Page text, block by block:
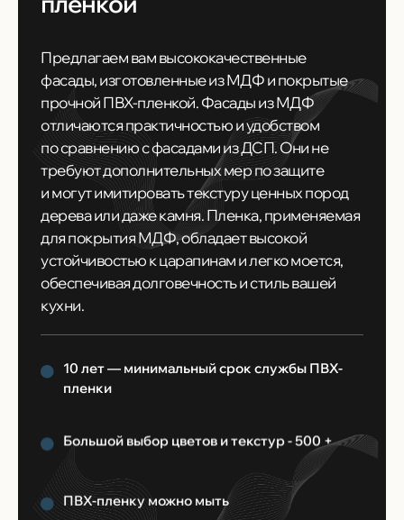
Предлагаем вам высококачественные
фасады, изготовленные из МДФ и покрытые
прочной ПВХ-пленкой. Фасады из МДФ
отличаются практичностью и удобством
по сравнению с фасадами из ДСП. Они не
требуют дополнительных мер по защите
и могут имитировать текстуру ценных пород
дерева или даже камня. Пленка, применяемая
для покрытия МДФ, обладает высокой
устойчивостью к царапинам и легко моется,
обеспечивая долговечность и стиль вашей
кухни.
10 лет — минимальный срок cлужбы ПВХ-
пленки
Большой выбор цветов и текстур - 500 +
ПВХ-пленку можно мыть